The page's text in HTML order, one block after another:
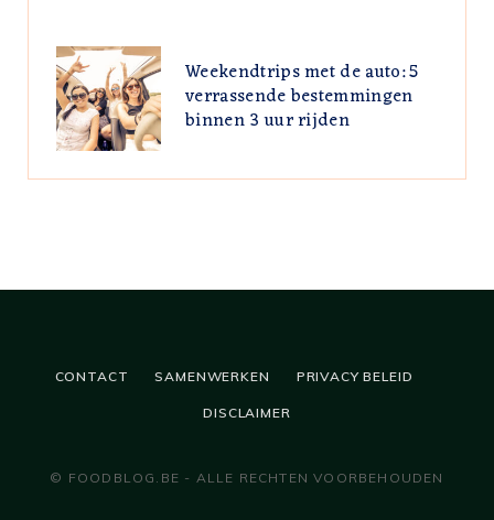
Weekendtrips met de auto: 5
verrassende bestemmingen
binnen 3 uur rijden
CONTACT SAMENWERKEN PRIVACY BELEID
DISCLAIMER
© FOODBLOG.BE - ALLE RECHTEN VOORBEHOUDEN